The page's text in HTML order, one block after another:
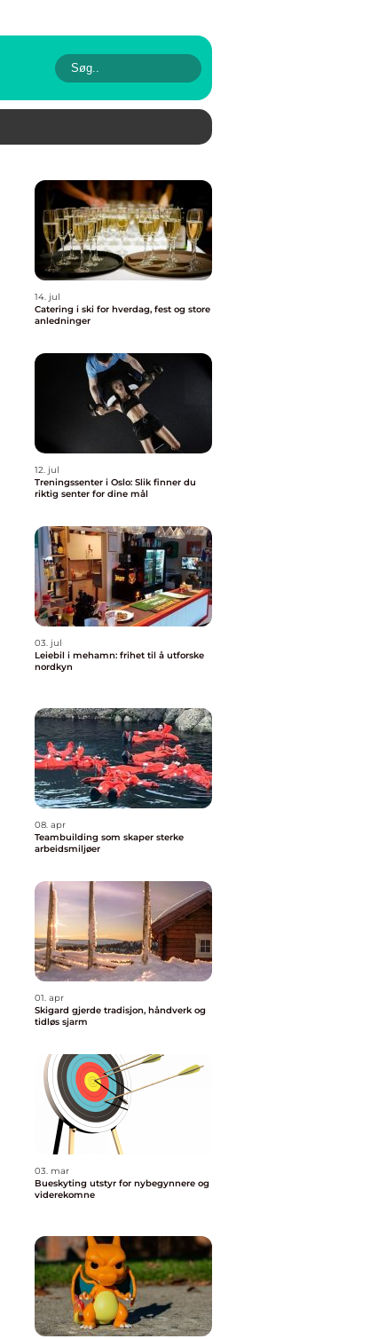
14. jul
Catering i ski for hverdag, fest og store
anledninger
12. jul
Treningssenter i Oslo: Slik finner du
riktig senter for dine mål
03. jul
Leiebil i mehamn: frihet til å utforske
nordkyn
08. apr
Teambuilding som skaper sterke
arbeidsmiljøer
01. apr
Skigard gjerde tradisjon, håndverk og
tidløs sjarm
03. mar
Bueskyting utstyr for nybegynnere og
viderekomne